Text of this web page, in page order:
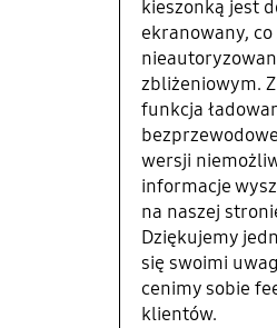
kieszonką jest
ekranowany,
zbliżeniowym.
funkcja
wersji
informacje
na naszej
Dziękujemy
się swoimi
cenimy sobie
klientów.